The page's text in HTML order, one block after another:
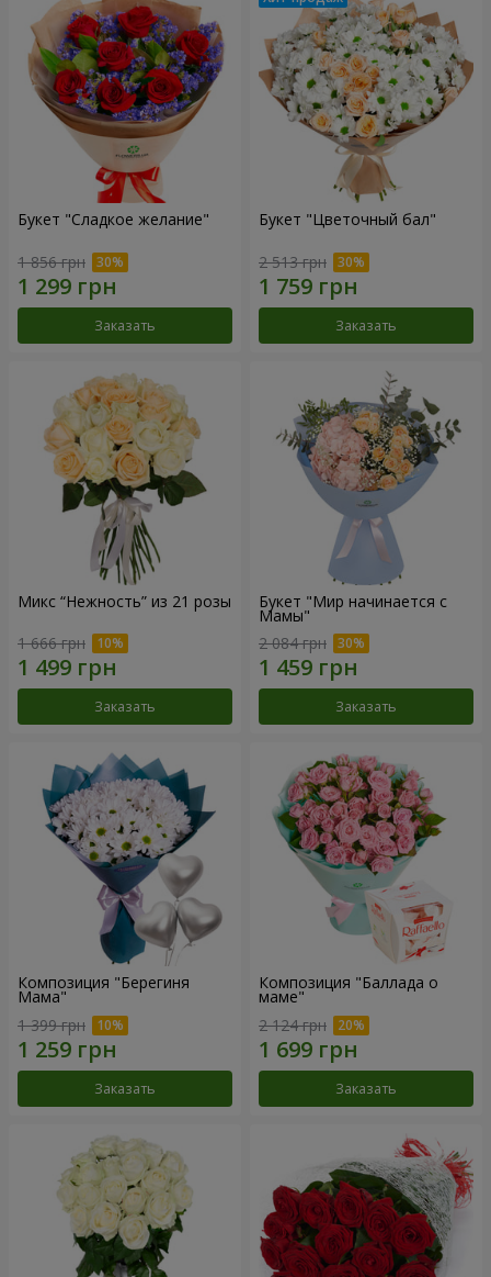
Букет "Сладкое желание"
1 856 грн
Заказать
Букет "Цветочный бал"
2 513 грн
Заказать
Микс “Нежность” из 21 розы
1 666 грн
Заказать
Букет "Мир начинается с
Мамы"
2 084 грн
Заказать
Композиция "Берегиня
Мама"
1 399 грн
Заказать
Композиция "Баллада о
маме"
2 124 грн
Заказать